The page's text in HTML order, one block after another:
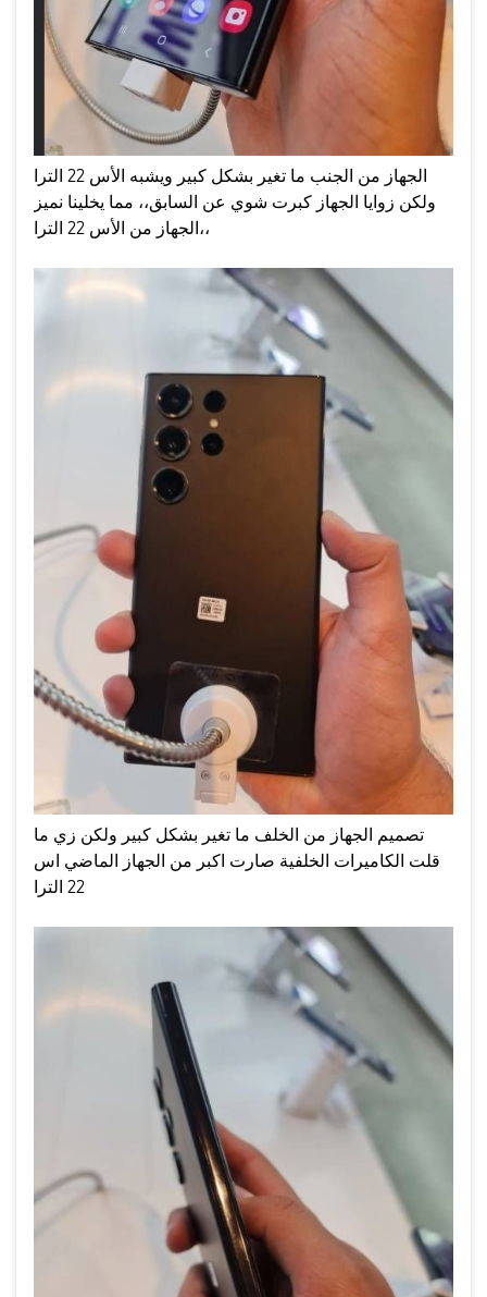
الجهاز من الجنب ما تغير بشكل كبير ويشبه الأس 22 الترا
ولكن زوايا الجهاز كبرت شوي عن السابق،، مما يخلينا نميز
الجهاز من الأس 22 الترا،،
تصميم الجهاز من الخلف ما تغير بشكل كبير ولكن زي ما
قلت الكاميرات الخلفية صارت اكبر من الجهاز الماضي اس